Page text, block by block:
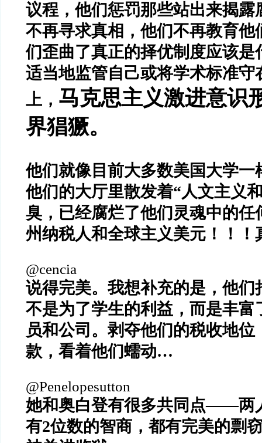
议程，他们惩罚那些站出来揭露
不再寻求真相，他们不再教育他
们歪曲了真正的择优制度应该是
适当地监管自己或将学术标准守
上， 马克思主义激进意识
界猖獗。
他们就像目前大多数美国大学一
他们的大厅里散发着“人文主义
臭，已经腐烂了他们灵魂中的任
州纳税人和全球主义美元！！！
@cencia
说得完美。我想补充的是，他们
不是为了学生的利益，而是丰富
员和公司。剥夺他们的税收地位
款，看着他们蠕动…
@Penelopesutton
她和奥白登有很多共同点——两
有2位数的智商，都有完美的剽